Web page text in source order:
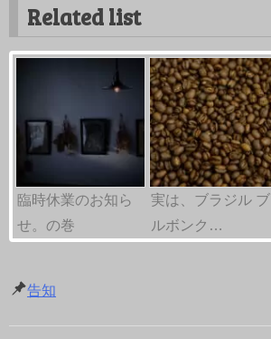
Related list
臨時休業のお知ら
せ。の巻
実は、ブラジル ブ
ルボンク…
告知